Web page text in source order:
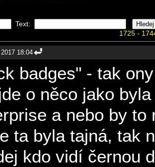
Text:
1725 -
18:04
badges" - tak
o něco jako
a nebo by
ta byla tajná, tak
kdo vidí černou